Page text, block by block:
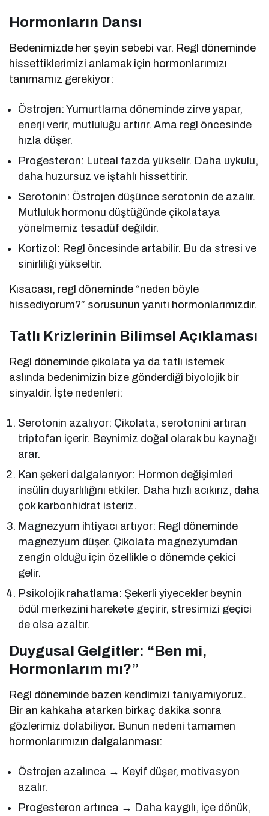
Hormonların Dansı
Bedenimizde her şeyin sebebi var. Regl döneminde
hissettiklerimizi anlamak için hormonlarımızı
tanımamız gerekiyor:
Östrojen: Yumurtlama döneminde zirve yapar,
enerji verir, mutluluğu artırır. Ama regl öncesinde
hızla düşer.
Progesteron: Luteal fazda yükselir. Daha uykulu,
daha huzursuz ve iştahlı hissettirir.
Serotonin: Östrojen düşünce serotonin de azalır.
Mutluluk hormonu düştüğünde çikolataya
yönelmemiz tesadüf değildir.
Kortizol: Regl öncesinde artabilir. Bu da stresi ve
sinirliliği yükseltir.
Kısacası, regl döneminde “neden böyle
hissediyorum?” sorusunun yanıtı hormonlarımızdır.
Tatlı Krizlerinin Bilimsel Açıklaması
Regl döneminde çikolata ya da tatlı istemek
aslında bedenimizin bize gönderdiği biyolojik bir
sinyaldir. İşte nedenleri:
Serotonin azalıyor: Çikolata, serotonini artıran
triptofan içerir. Beynimiz doğal olarak bu kaynağı
arar.
Kan şekeri dalgalanıyor: Hormon değişimleri
insülin duyarlılığını etkiler. Daha hızlı acıkırız, daha
çok karbonhidrat isteriz.
Magnezyum ihtiyacı artıyor: Regl döneminde
magnezyum düşer. Çikolata magnezyumdan
zengin olduğu için özellikle o dönemde çekici
gelir.
Psikolojik rahatlama: Şekerli yiyecekler beynin
ödül merkezini harekete geçirir, stresimizi geçici
de olsa azaltır.
Duygusal Gelgitler: “Ben mi,
Hormonlarım mı?”
Regl döneminde bazen kendimizi tanıyamıyoruz.
Bir an kahkaha atarken birkaç dakika sonra
gözlerimiz dolabiliyor. Bunun nedeni tamamen
hormonlarımızın dalgalanması:
Östrojen azalınca → Keyif düşer, motivasyon
azalır.
Progesteron artınca → Daha kaygılı, içe dönük,